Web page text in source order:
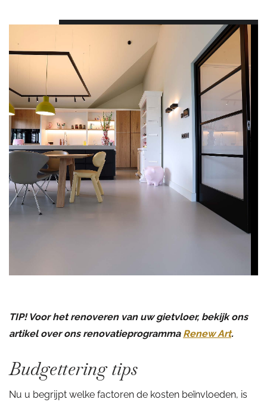
TIP! Voor het renoveren van uw gietvloer, bekijk ons
artikel over ons renovatieprogramma Renew Art.
Budgettering tips
Nu u begrijpt welke factoren de kosten beïnvloeden, is